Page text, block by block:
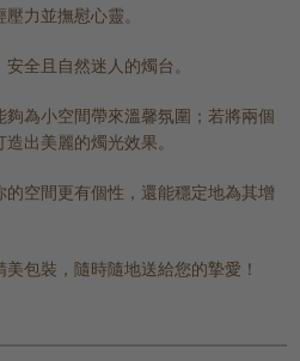
力並撫慰心靈。
全且自然迷人的燭台。
為小空間帶來溫馨氛圍；若將兩個
出美麗的燭光效果。
空間更有個性，還能穩定地為其增
包裝，隨時隨地送給您的摯愛！